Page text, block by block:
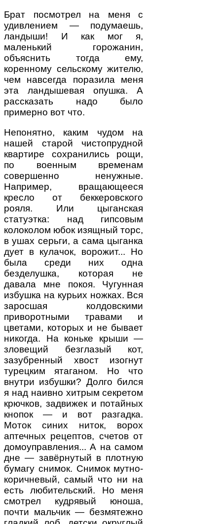
Брат посмотрел на меня с
удивлением — подумаешь,
ландыши! И как мог я,
маленький горожанин,
объяснить тогда ему,
коренному сельскому жителю,
чем навсегда поразила меня
эта ландышевая опушка. А
рассказать надо было
примерно вот что.
Непонятно, каким чудом на
нашей старой чистопрудной
квартире сохранились рощи,
по военным временам
совершенно ненужные.
Например, вращающееся
кресло от беккеровского
рояля. Или цыганская
статуэтка: над гипсовым
колоколом юбок изящный торс,
в ушах серьги, а сама цыганка
дует в кулачок, ворожит... Но
была среди них одна
безделушка, которая не
давала мне покоя. Чугунная
избушка на курьих ножках. Вся
заросшая колдовскими
приворотными травами и
цветами, которых и не бывает
никогда. На коньке крыши —
зловещий безглазый кот,
зазубренный хвост изогнут
турецким ятаганом. Но что
внутри избушки? Долго бился
я над наивно хитрым секретом
крючков, задвижек и потайных
кнопок — и вот разгадка.
Моток синих ниток, ворох
аптечных рецептов, счетов от
домоуправления... А на самом
дне — завёрнутый в плотную
бумагу снимок. Снимок мутно-
коричневый, самый что ни на
есть любительский. Но меня
смотрел кудрявый юноша,
почти мальчик — безмятежно